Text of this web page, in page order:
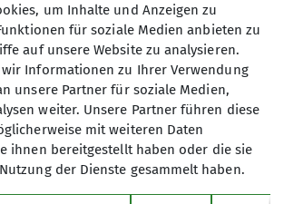
um Inhalte und Anzeigen zu
für soziale Medien anbieten zu
auf unsere Website zu analysieren.
Informationen zu Ihrer Verwendung
unsere Partner für soziale Medien,
weiter. Unsere Partner führen diese
mit weiteren Daten
ihnen bereitgestellt haben oder die sie
der Dienste gesammelt haben.